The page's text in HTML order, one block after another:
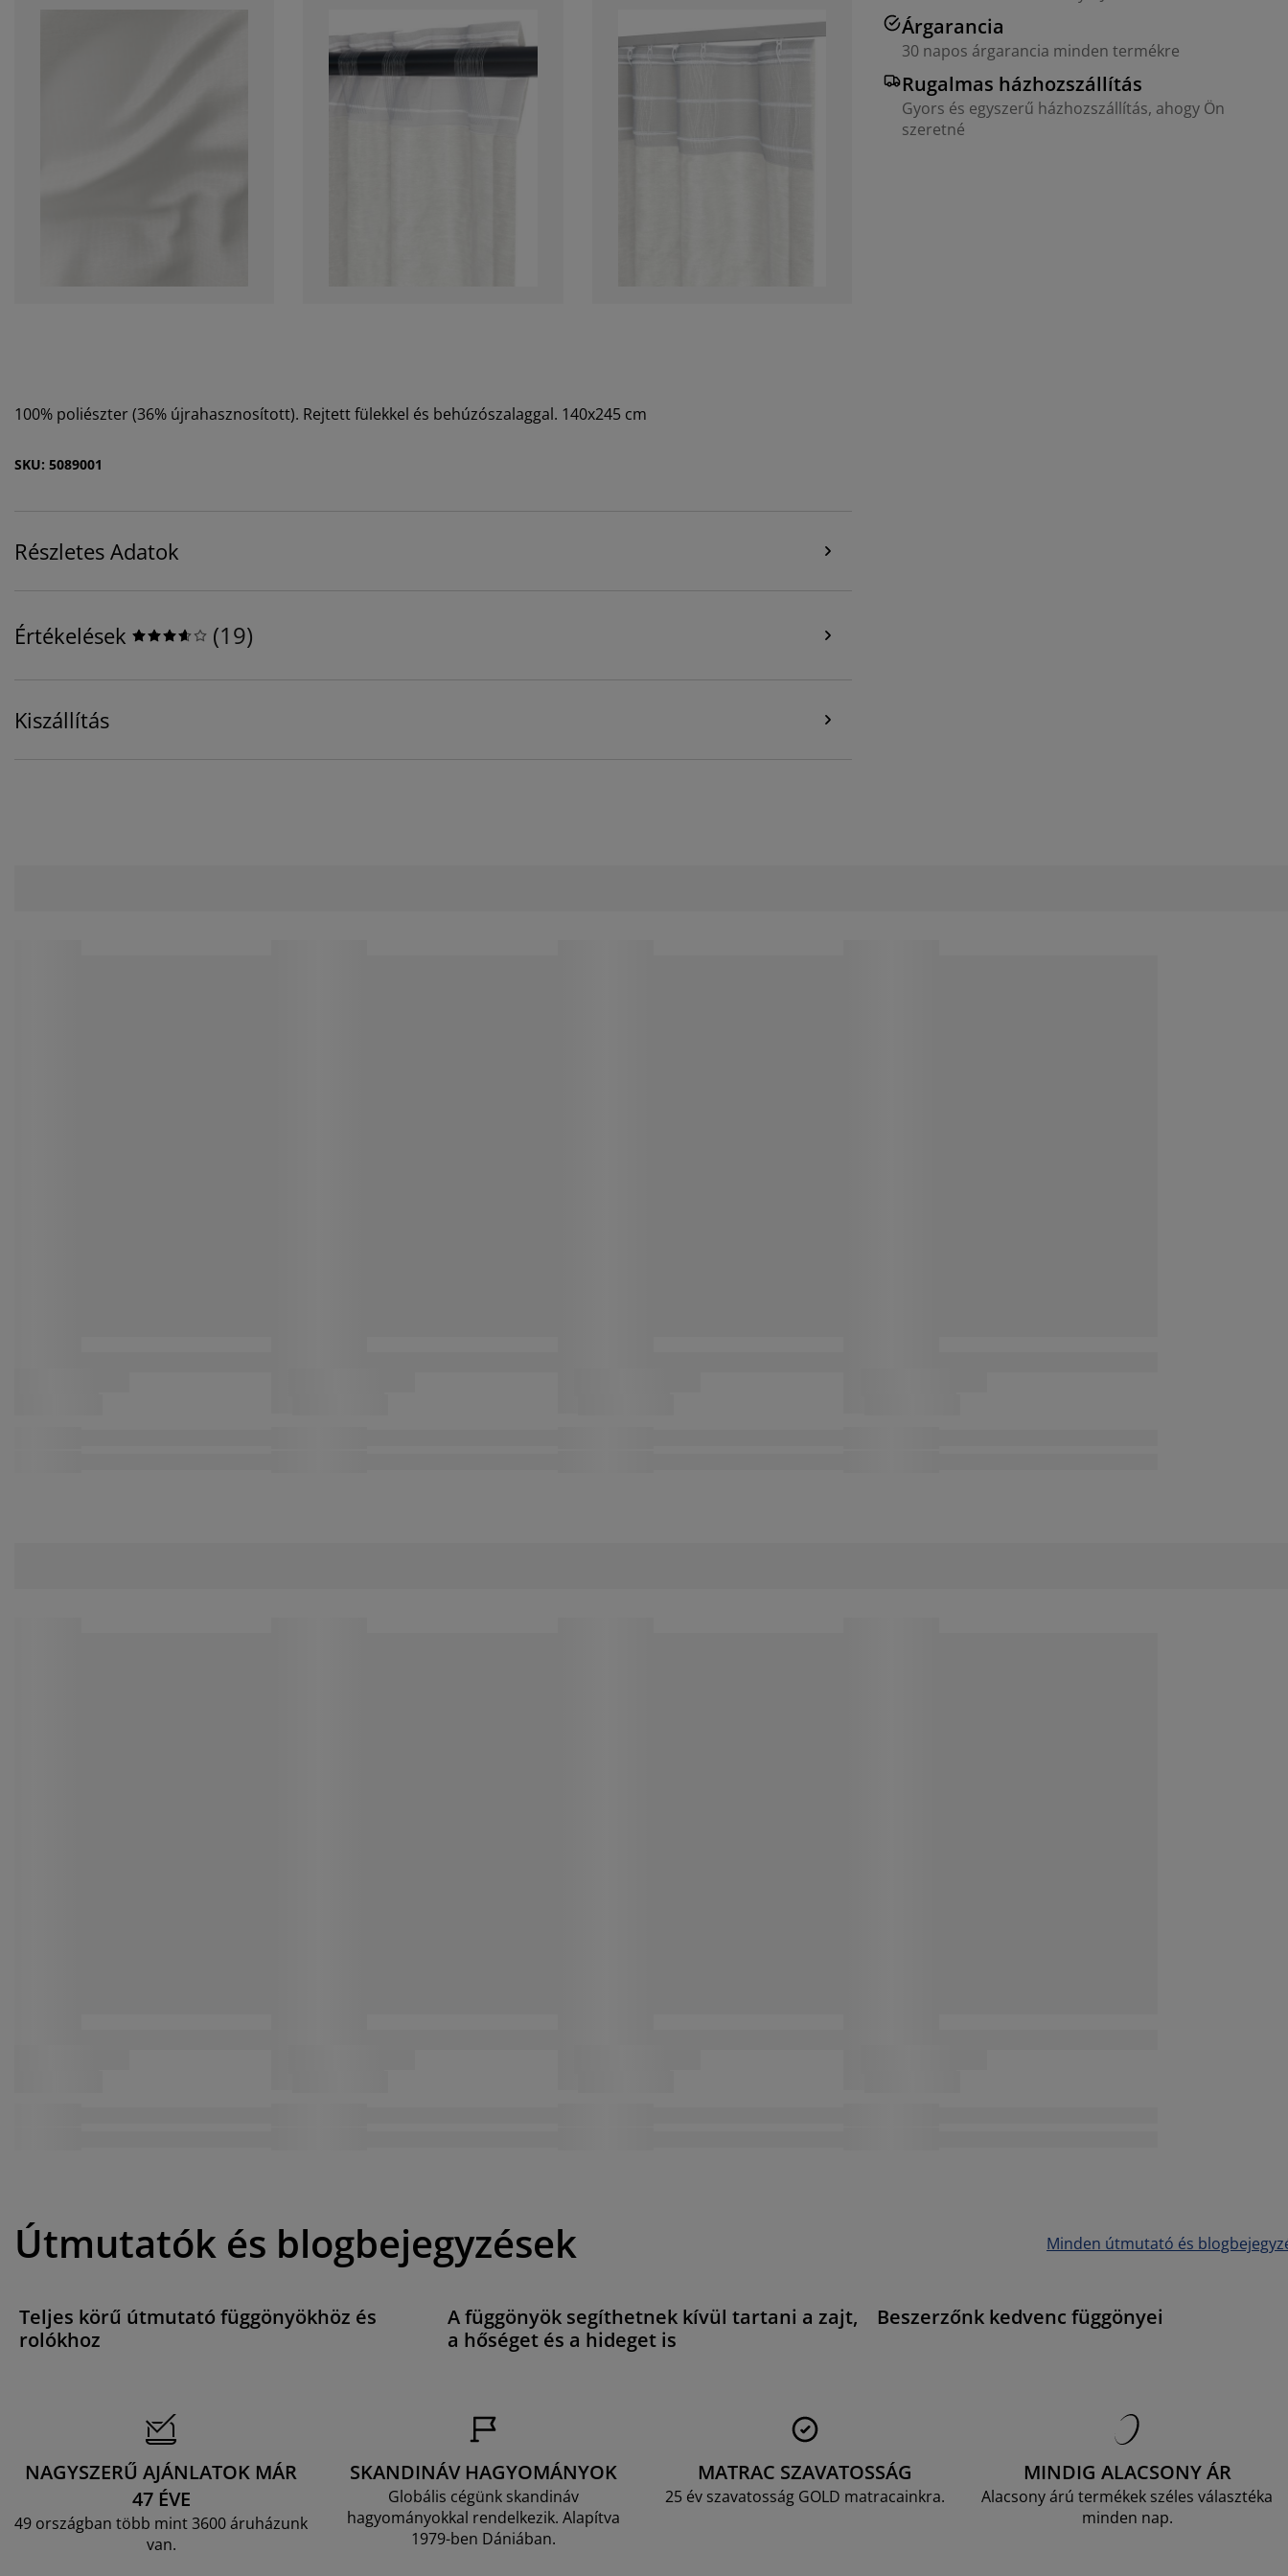
Árgarancia
30 napos árgarancia minden termékre
Rugalmas házhozszállítás
Gyors és egyszerű házhozszállítás, ahogy Ön
szeretné
100% poliészter (36% újrahasznosított). Rejtett fülekkel és behúzószalaggal. 140x245 cm
SKU: 5089001
Részletes Adatok
Értékelések (19)
Kiszállítás
Útmutatók és blogbejegyzések Minden útmutató és
Teljes körű útmutató függönyökhöz és
rolókhoz
A függönyök segíthetnek kívül tartani a zajt,
a hőséget és a hideget is
Beszerzőnk kedvenc függönyei
NAGYSZERŰ AJÁNLATOK MÁR
47 ÉVE
49 országban több mint 3600 áruházunk
van.
SKANDINÁV HAGYOMÁNYOK
Globális cégünk skandináv
hagyományokkal rendelkezik. Alapítva
1979-ben Dániában.
MATRAC SZAVATOSSÁG
25 év szavatosság GOLD matracainkra.
MINDIG ALACSONY ÁR
Alacsony árú termékek széles választéka
minden nap.